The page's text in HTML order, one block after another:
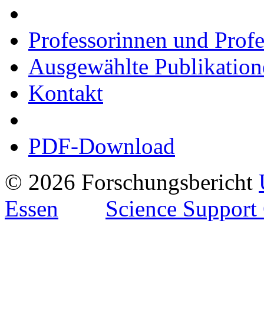
Professorinnen und
Ausgewählte
Kontakt
PDF-Download
© 2026 Forschungsbericht
Essen
Science